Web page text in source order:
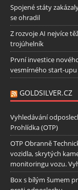
Spojené státy
se ohradil
Z rozvoje AI nejvíce
trojúhelník
První investice
vesmírného start-upu
GOLDSILVER.CZ
Vyhledávání
Prohlídka (OTP)
OTP Obranně
vozidla, skrytých
monitoringu vozu.
Box s bílým šumem